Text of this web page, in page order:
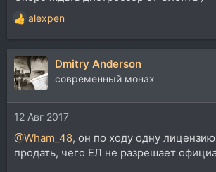
Р
е
а
к
ц
и
и
:
alexpen
Dmitry Anderson
современный монах
12 Авг 2017
@Wham_48, он по ходу одну
продать, чего ЕЛ не разрешает